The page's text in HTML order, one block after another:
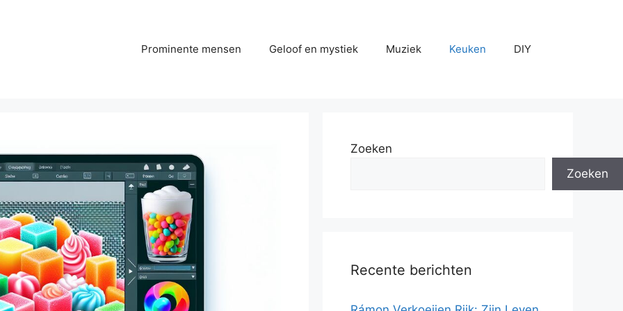
Prominente mensen Geloof en mystiek Muziek Keuken DIY
Zoeken
Zoeken
Recente berichten